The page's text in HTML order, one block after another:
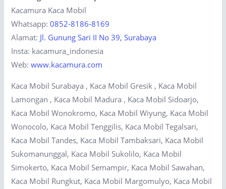
Kacamura Kaca Mobil
Whatsapp:0852-8186-8169
Alamat: Jl. Gunung Sari II No 39, Surabaya
Insta: kacamura_indonesia
Web:www.kacamura.com
Kaca Mobil Surabaya , Kaca Mobil Gresik , Kaca Mobil
Lamongan , Kaca Mobil Madura , Kaca Mobil Sidoarjo,
Kaca Mobil Wonokromo, Kaca Mobil Wiyung, Kaca Mobil
Wonocolo, Kaca Mobil Tenggilis, Kaca Mobil Tegalsari,
Kaca Mobil Tandes, Kaca Mobil Tambaksari, Kaca Mobil
Sukomanunggal, Kaca Mobil Sukolilo, Kaca Mobil
Simokerto, Kaca Mobil Semampir, Kaca Mobil Sawahan,
Kaca Mobil Rungkut, Kaca Mobil Margomulyo, Kaca Mobil